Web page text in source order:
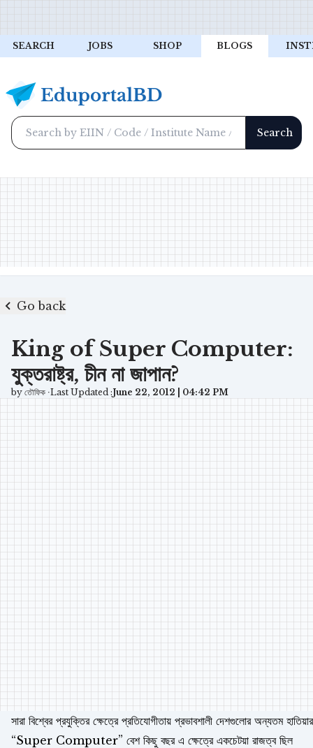
SEARCH JOBS SHOP BLOGS
Go back
King of Super Computer:
যুক্তরাষ্ট্র, চীন না জাপান?
by তৌফিক ⋅Last Updated :June 22, 2012 | 04:42 PM
সারা বিশ্বের প্রযুক্তির ক্ষেত্রে প্রতিযোগীতায় প্রভাবশালী দেশগুলোর অন্যতম হাতিয়ার
“Super Computer” বেশ কিছু বছর এ ক্ষেত্রে একচেটয়া রাজত্ব ছিল